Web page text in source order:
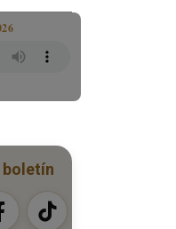
boletín